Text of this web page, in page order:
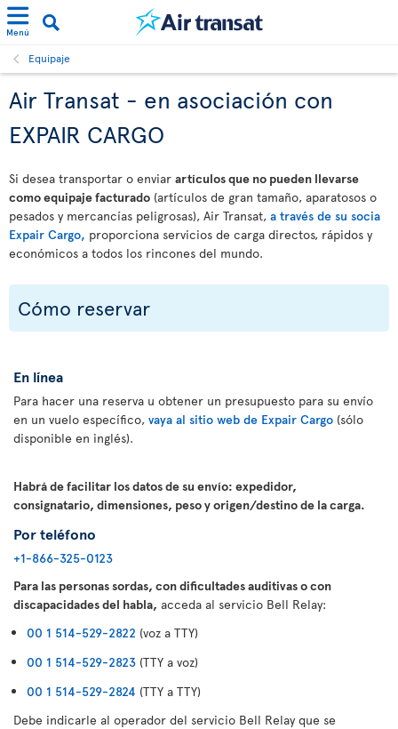
Menú
Equipaje
Air Transat - en asociación con
EXPAIR CARGO
Si desea transportar o enviar artículos que no pueden llevarse
como equipaje facturado (artículos de gran tamaño, aparatosos o
pesados y mercancías peligrosas), Air Transat, a través de su socia
Expair Cargo, proporciona servicios de carga directos, rápidos y
económicos a todos los rincones del mundo.
Cómo reservar
En línea
Para hacer una reserva u obtener un presupuesto para su envío
en un vuelo específico, vaya al sitio web de Expair Cargo (sólo
disponible en inglés).
Habrá de facilitar los datos de su envío: expedidor,
consignatario, dimensiones, peso y origen/destino de la carga.
Por teléfono
+1-866-325-0123
Para las personas sordas, con dificultades auditivas o con
discapacidades del habla, acceda al servicio Bell Relay:
00 1 514-529-2822 (voz a TTY)
00 1 514-529-2823 (TTY a voz)
00 1 514-529-2824 (TTY a TTY)
Debe indicarle al operador del servicio Bell Relay que se